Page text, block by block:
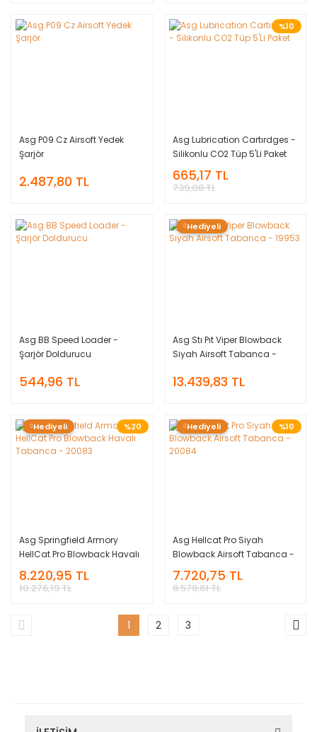
Asg P09 Cz Airsoft Yedek
Şarjör
2.487,80 TL
%10
Asg Lubrication Cartırdges -
Silikonlu CO2 Tüp 5'Li Paket
665,17 TL
739,08 TL
Asg BB Speed Loader -
Şarjör Doldurucu
544,96 TL
Hediyeli
Asg Stı Pıt Viper Blowback
Siyah Airsoft Tabanca -
13.439,83 TL
%20
Hediyeli
Asg Springfield Armory
HellCat Pro Blowback Havalı
Tabanca - 20083
8.220,95 TL
10.276,19 TL
%10
Hediyeli
Asg Hellcat Pro Siyah
Blowback Airsoft Tabanca -
20084
7.720,75 TL
8.578,61 TL
1 2 3